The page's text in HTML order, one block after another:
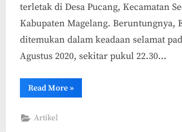
terletak di Desa Pucang, Kecamatan
Kabupaten Magelang. Beruntungnya,
ditemukan dalam keadaan selamat
Agustus 2020, sekitar pukul 22.30…
Read More“Begini
Kondisi
»
Artikel